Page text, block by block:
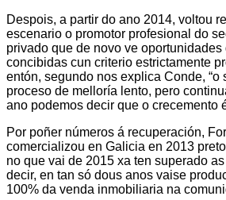
Despois, a partir do ano 2014, voltou
escenario o promotor profesional do
privado que de novo ve oportunidades
concibidas cun criterio estrictamente
entón, segundo nos explica Conde, “o
proceso de melloría lento, pero
ano podemos decir que o crecemento
Por poñer números á recuperación,
comercializou en Galicia en 2013
no que vai de 2015 xa ten superado
decir, en tan só dous anos vaise
100% da venda inmobiliaria na